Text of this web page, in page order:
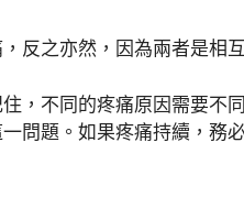
反之亦然，因為兩者是相
，不同的疼痛原因需要不
問題。如果疼痛持續，務